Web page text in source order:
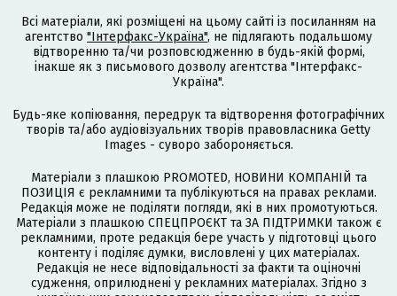
Всі матеріали, які розміщені на цьому сайті із посиланням на
агентство "Інтерфакс-Україна", не підлягають подальшому
відтворенню та/чи розповсюдженню в будь-якій формі,
інакше як з письмового дозволу агентства "Інтерфакс-
Україна".
Будь-яке копіювання, передрук та відтворення фотографічних
творів та/або аудіовізуальних творів правовласника Getty
Images - суворо забороняється.
Матеріали з плашкою PROMOTED, НОВИНИ КОМПАНІЙ та
ПОЗИЦІЯ є рекламними та публікуються на правах реклами.
Редакція може не поділяти погляди, які в них промотуються.
Матеріали з плашкою СПЕЦПРОЄКТ та ЗА ПІДТРИМКИ також є
рекламними, проте редакція бере участь у підготовці цього
контенту і поділяє думки, висловлені у цих матеріалах.
Редакція не несе відповідальності за факти та оціночні
судження, оприлюднені у рекламних матеріалах. Згідно з